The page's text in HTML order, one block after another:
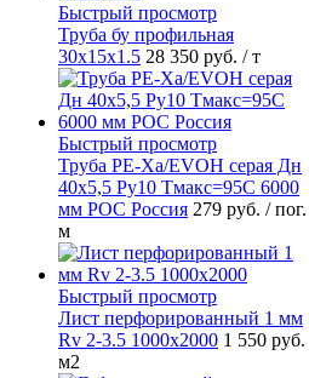
Быстрый просмотр
Труба бу профильная
30х15х1.5 28 350 руб. / т
Быстрый просмотр
Труба PE-Xa/EVOH серая Дн
40х5,5 Ру10 Тмакс=95C 6000
мм РОС Россия 279 руб. / пог.
м
Быстрый просмотр
Лист перфорированный 1 мм
Rv 2-3.5 1000х2000 1 550 руб.
м2